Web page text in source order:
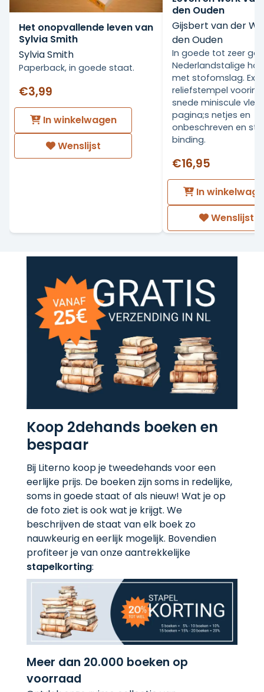
Het onopvallende leven van
Sylvia Smith
Sylvia Smith
Paperback, in goede staat.
€3,99
In winkelwagen
Wenslijst
den Ouden
Gijsbert van der
den Ouden
In goede tot zeer
Nederlandstalige
met stofomslag. Ex
reliefstempel voorin.
snede miniscule
pagina;s netjes en
onbeschreven en
binding.
€16,95
In
Wenslijst
Koop 2dehands boeken en
bespaar
Bij Literno koop je tweedehands voor een
eerlijke prijs. De boeken zijn soms in redelijke,
soms in goede staat of als nieuw! Wat je op
de foto ziet is ook wat je krijgt. We
beschrijven de staat van elk boek zo
nauwkeurig en eerlijk mogelijk. Bovendien
profiteer je van onze aantrekkelijke
stapelkorting:
Meer dan 20.000 boeken op
voorraad